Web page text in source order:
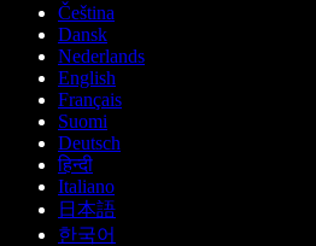
Čeština
Dansk
Nederlands
English
Français
Suomi
Deutsch
हिन्दी
Italiano
日本語
한국어